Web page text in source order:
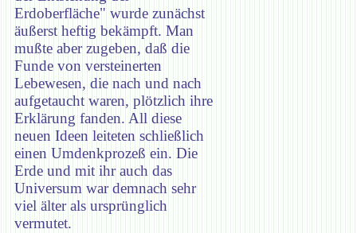
Erdoberfläche" wurde zunächst
äußerst heftig bekämpft. Man
mußte aber zugeben, daß die
Funde von versteinerten
Lebewesen, die nach und nach
aufgetaucht waren, plötzlich ihre
Erklärung fanden. All diese
neuen Ideen leiteten schließlich
einen Umdenkprozeß ein. Die
Erde und mit ihr auch das
Universum war demnach sehr
viel älter als ursprünglich
vermutet.